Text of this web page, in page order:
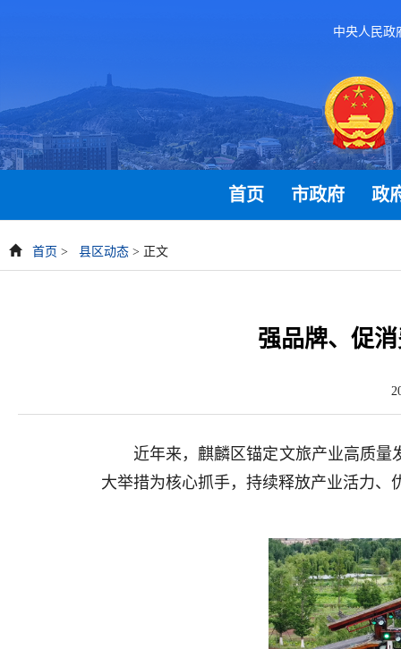
中央人民政
首页 市政府 政
首页 > 县区动态 > 正文
强品牌、促
近年来，麒麟区锚定文旅产业高质量
大举措为核心抓手，持续释放产业活力